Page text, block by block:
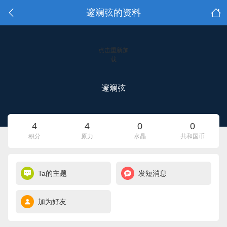
邃斓弦的资料
点击重新加
载
邃斓弦
4
积分
4
原力
0
水晶
0
共和国币
Ta的主题 发短消息
加为好友